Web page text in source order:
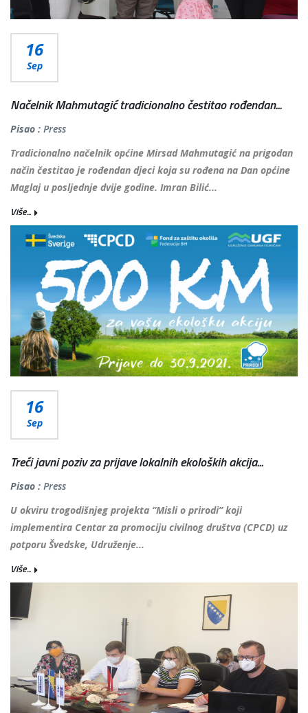
16
Sep
Načelnik Mahmutagić tradicionalno čestitao rođendan...
Pisao : Press
Tradicionalno načelnik općine Mirsad Mahmutagić na prigodan
način čestitao je rođendan djeci koja su rođena na Dan općine
Maglaj u posljednje dvije godine. Imran Bilić...
Više...
16
Sep
Treći javni poziv za prijave lokalnih ekoloških akcija...
Pisao : Press
U okviru trogodišnjeg projekta “Misli o prirodi” koji
implementira Centar za promociju civilnog društva (CPCD) uz
potporu Švedske, Udruženje...
Više...